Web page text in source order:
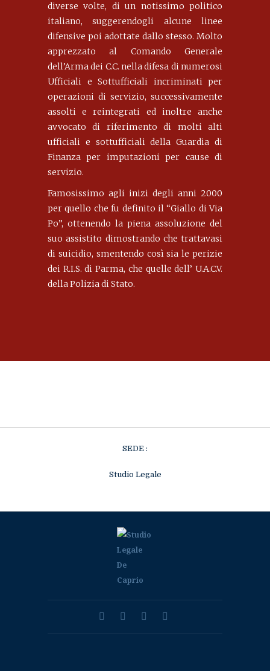
diverse volte, di un notissimo politico
italiano, suggerendogli alcune linee
difensive poi adottate dallo stesso. Molto
apprezzato al Comando Generale
dell’Arma dei C.C. nella difesa di numerosi
Ufficiali e Sottufficiali incriminati per
operazioni di servizio, successivamente
assolti e reintegrati ed inoltre anche
avvocato di riferimento di molti alti
ufficiali e sottufficiali della Guardia di
Finanza per imputazioni per cause di
servizio.
Famosissimo agli inizi degli anni 2000
per quello che fu definito il “Giallo di Via
Po”, ottenendo la piena assoluzione del
suo assistito dimostrando che trattavasi
di suicidio, smentendo così sia le perizie
dei R.I.S. di Parma, che quelle dell’ U.A.C.V.
della Polizia di Stato.
SEDE :
Studio Legale